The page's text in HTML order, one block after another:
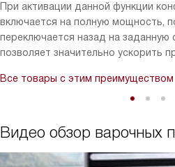
При активации данной функции
включается на полную мощность,
переключается назад на заданную
позволяет значительно ускорить
Все товары с этим преимуществом
Видео обзор варочных